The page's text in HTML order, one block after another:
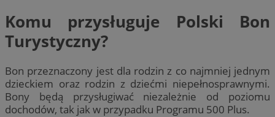
Komu przysługuje Polski Bon
Turystyczny?
Bon przeznaczony jest dla rodzin z co najmniej jednym
dzieckiem oraz rodzin z dziećmi niepełnosprawnymi.
Bony będą przysługiwać niezależnie od poziomu
dochodów, tak jak w przypadku Programu 500 Plus.